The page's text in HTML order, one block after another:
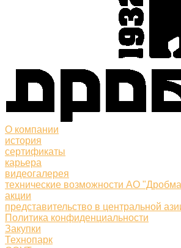
О компании
история
сертификаты
карьера
видеогалерея
технические возможности АО
акции
представительство в центральной
Политика конфиденциальности
Закупки
Технопарк